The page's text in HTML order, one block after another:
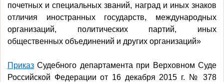
почетных и специальных званий, наград и иных знаков
отличия иностранных государств, международных
организаций, политических партий, иных
общественных объединений и других организаций»
Приказ Судебного департамента при Верховном Суде
Российской Федерации от 16 декабря 2015 г. № 378